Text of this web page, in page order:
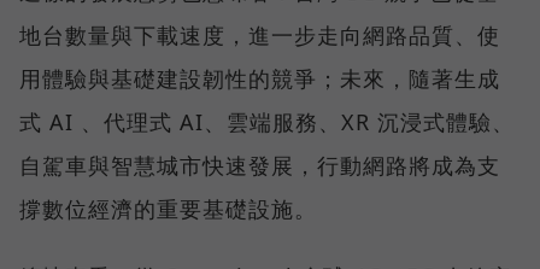
地台數量與下載速度，進一步走向網路品質、使
用體驗與基礎建設韌性的競爭；未來，隨著生成
式 AI 、代理式 AI、雲端服務、XR 沉浸式體驗、
自駕車與智慧城市快速發展，行動網路將成為支
撐數位經濟的重要基礎設施。